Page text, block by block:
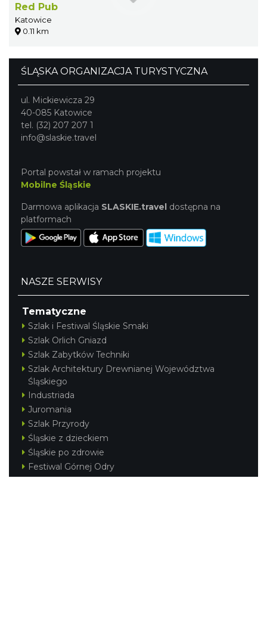
Red Pub
Katowice
0.11 km
ŚLĄSKA ORGANIZACJA TURYSTYCZNA
ul. Mickiewicza 29
40-085 Katowice
tel. (32) 207 207 1
info@slaskie.travel
Portal powstał w ramach projektu
Mobilne Śląskie
Darmowa aplikacja SLASKIE.travel dostępna na
platformach
NASZE SERWISY
Tematyczne
Szlak i Festiwal Śląskie Smaki
Szlak Orlich Gniazd
Szlak Zabytków Techniki
Szlak Architektury Drewnianej Województwa
Śląskiego
Industriada
Juromania
Szlak Przyrody
Śląskie z dzieckiem
Śląskie po zdrowie
Festiwal Górnej Odry